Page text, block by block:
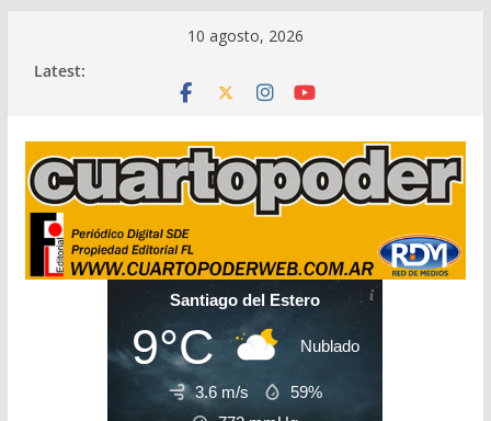
10 agosto, 2026
Latest:
Santiago del Estero
9°C Nublado
3.6 m/s
59%